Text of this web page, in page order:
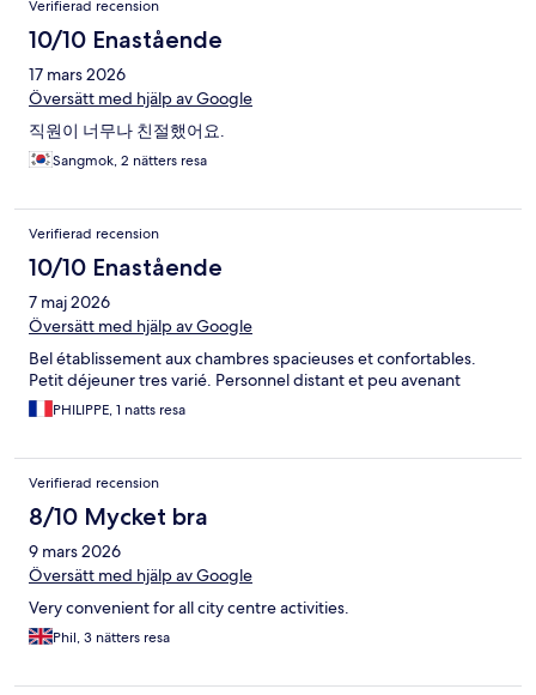
Verifierad recension
10/10 Enastående
17 mars 2026
Översätt med hjälp av Google
직원이 너무나 친절했어요.
Sangmok, 2 nätters resa
Verifierad recension
10/10 Enastående
7 maj 2026
Översätt med hjälp av Google
Bel établissement aux chambres spacieuses et confortables.
Petit déjeuner tres varié. Personnel distant et peu avenant
PHILIPPE, 1 natts resa
Verifierad recension
8/10 Mycket bra
9 mars 2026
Översätt med hjälp av Google
Very convenient for all city centre activities.
Phil, 3 nätters resa